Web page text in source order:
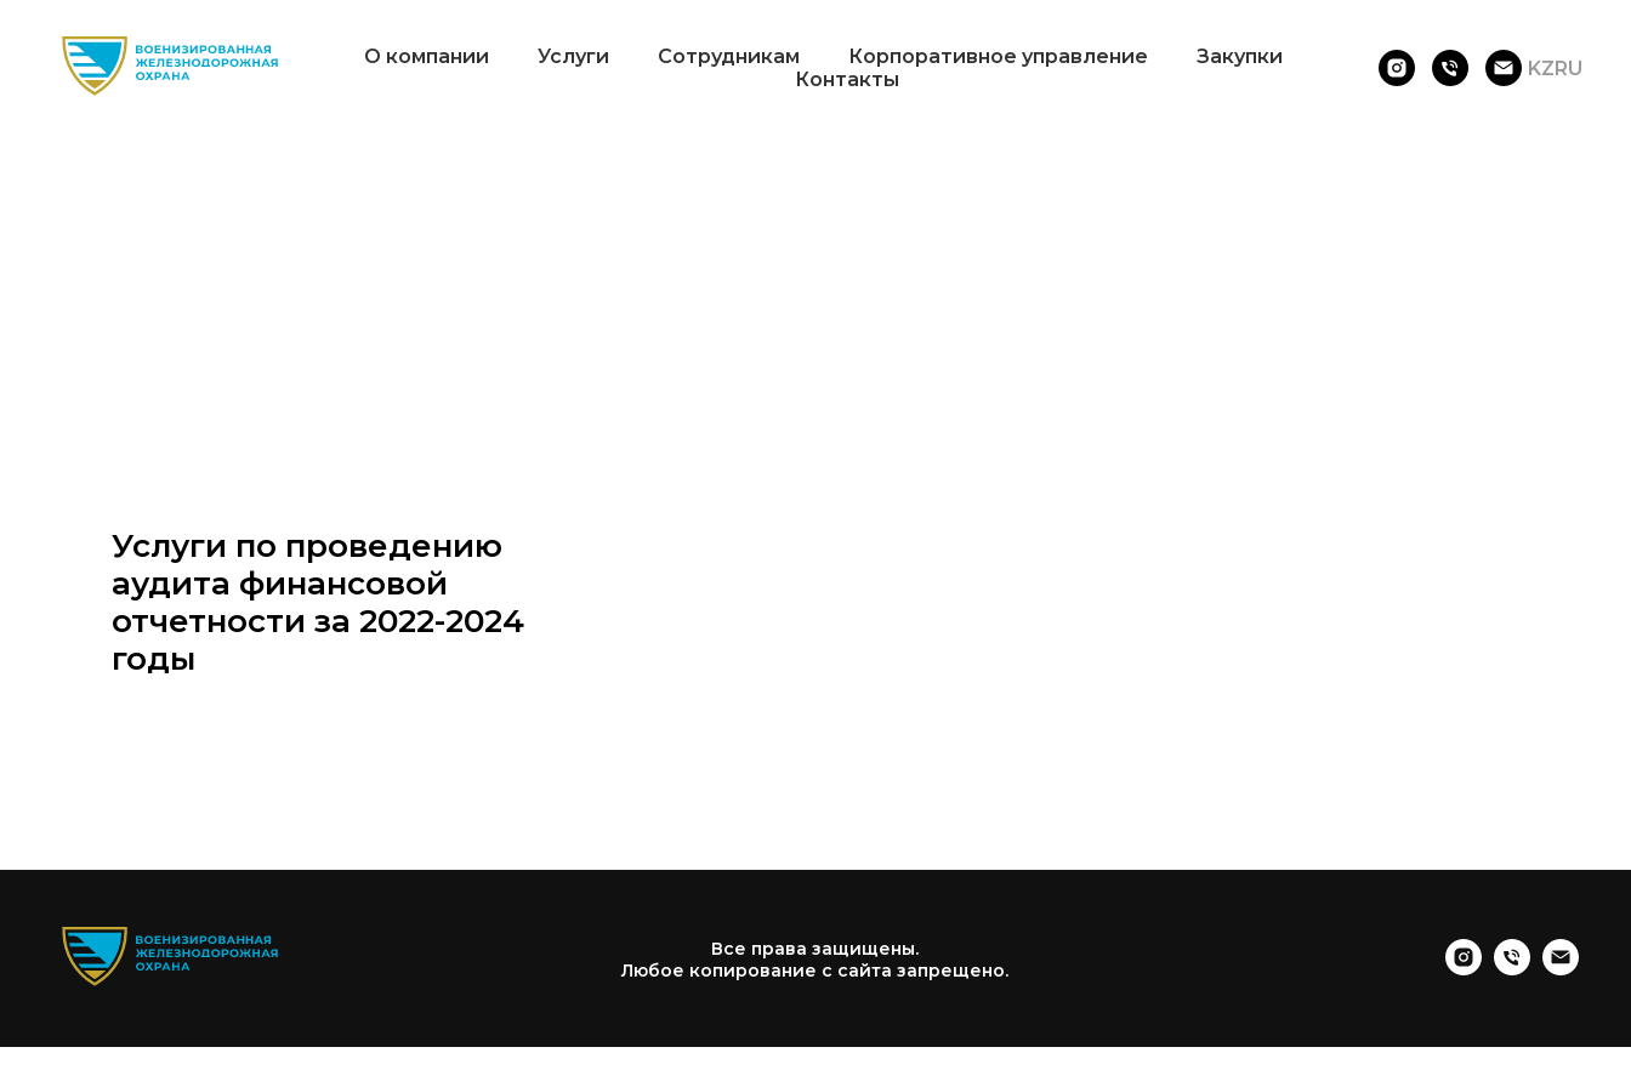
О компании Услуги Сотрудникам Корпоративное управление
Закупки
Контакты
KZRU
Услуги по проведению
аудита финансовой
отчетности за 2022-2024
годы
Все права защищены.
Любое копирование с сайта запрещено.